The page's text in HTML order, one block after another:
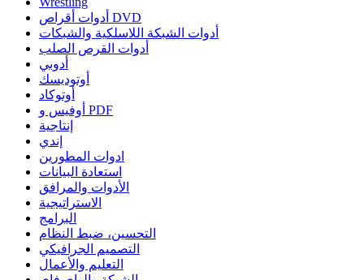
أدوات أقراص DVD
أدوات الشبكة اللاسلكية والشبكات
أدوات القرص الصلب
أدوبي
أوتوديسك
أوتوكاد
أوفيس و PDF
إنتاجية
إندي
ادوات المطورين
استعادة البيانات
الأدوات والمرافق
الاستراتيجية
البرامج
التحسين، ضبط النظام
التصميم الجرافيكي
التعليم والأعمال